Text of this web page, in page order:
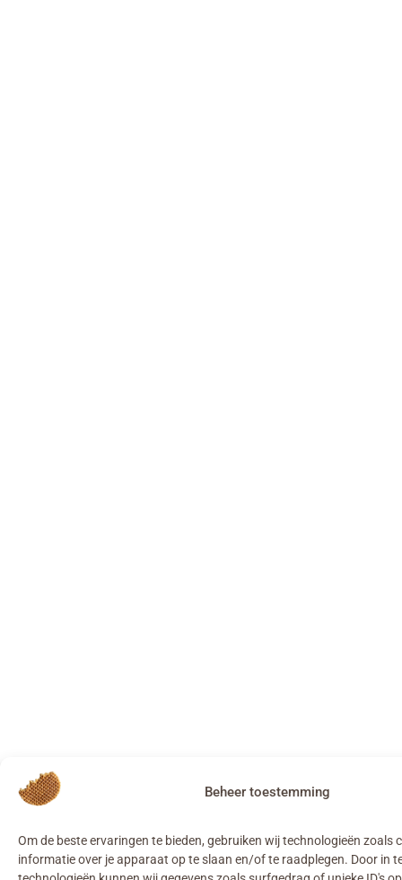
Beheer toestemming
Om de beste ervaringen te bieden, gebruiken wij technologieën zoals
informatie over je apparaat op te slaan en/of te raadplegen. Door in